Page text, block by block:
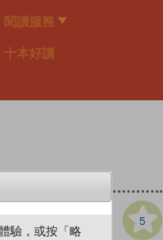
閱讀服務
十本好讀
5
驗，或按「略